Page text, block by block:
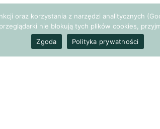
w rutynę. Gotowanie, spacery, zabawy z
żadnej odskoczni, a nasze życie
oraz korzystania z narzędzi analitycznych
nie blokują tych plików cookies,
Zgoda
Polityka prywatności